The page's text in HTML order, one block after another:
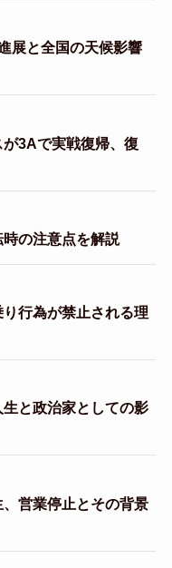
展と全国の天候影響
3Aで実戦復帰、復
の注意点を解説
行為が禁止される理
と政治家としての影
営業停止とその背景